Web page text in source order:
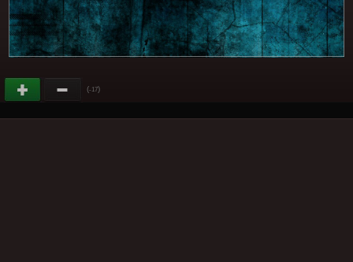
(-17)